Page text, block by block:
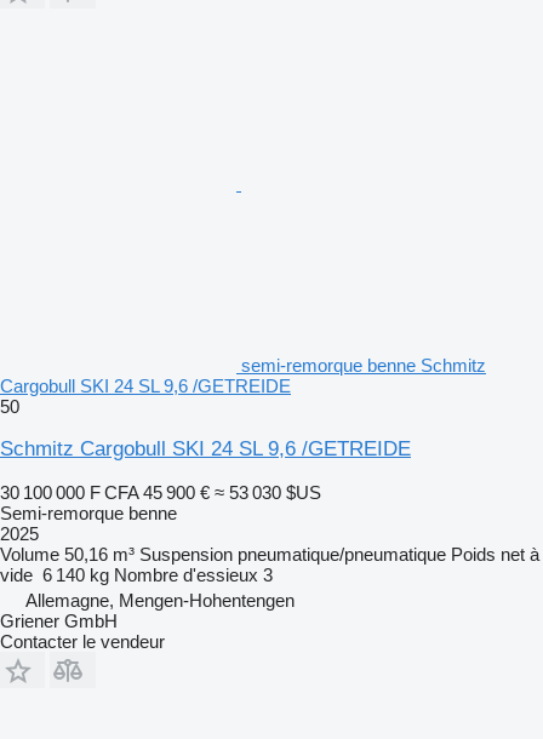
semi-remorque benne Schmitz
Cargobull SKI 24 SL 9,6 /GETREIDE
50
Schmitz Cargobull SKI 24 SL 9,6 /GETREIDE
30 100 000 F CFA 45 900 € ≈ 53 030 $US
Semi-remorque benne
2025
Volume 50,16 m³ Suspension pneumatique/pneumatique Poids net à
vide 6 140 kg Nombre d'essieux 3
Allemagne, Mengen-Hohentengen
Griener GmbH
Contacter le vendeur